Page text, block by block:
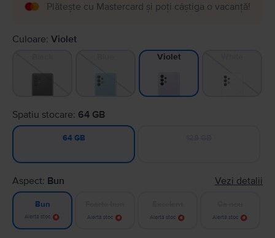
Plătește cu Mastercard și poți câștiga o vacanță!
Culoare: Violet
Violet
Spatiu stocare: 64 GB
64 GB
Aspect: Bun Vezi detalii
Bun
Alertă stoc Alertă stoc Alertă stoc Alertă stoc